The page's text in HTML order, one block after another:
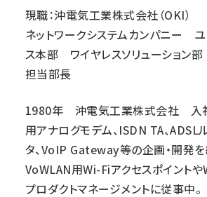
現職：沖電気工業株式会社（OKI）
ネットワークシステムカンパニー
ス本部 ワイヤレスソリューション部
担当部長
1980年 沖電気工業株式会社 入社
用アナログモデム、ISDN TA、ADSL
タ、VoIP Gateway等の企画・開発を
VoWLAN用Wi-Fiアクセスポイント
プロダクトマネージメントに従事中。